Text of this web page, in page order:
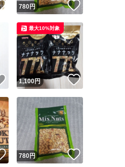
このユーザーはYahoo!フリマの取引を
このユーザーは他フリマサービスでの
表示であり、発送を保証しているものでは
このユーザーは高頻度で24時間以内＆
ます
転載は禁止されています
につき1回です
出品ページへ
キャンセル
いいね！
780円
いいね！
1,100円
最大10%対象
いいね！
780円